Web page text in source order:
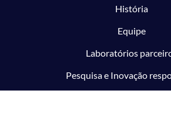
História
Equipe
Laboratórios
Pesquisa e Inovação